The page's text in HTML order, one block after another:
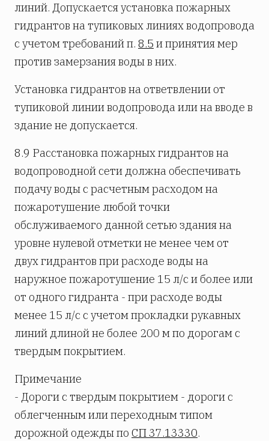
линий. Допускается установка пожарных
гидрантов на тупиковых линиях водопровода
с учетом требований п. 8.5 и принятия мер
против замерзания воды в них.
Установка гидрантов на ответвлении от
тупиковой линии водопровода или на вводе в
здание не допускается.
8.9 Расстановка пожарных гидрантов на
водопроводной сети должна обеспечивать
подачу воды с расчетным расходом на
пожаротушение любой точки
обслуживаемого данной сетью здания на
уровне нулевой отметки не менее чем от
двух гидрантов при расходе воды на
наружное пожаротушение 15 л/с и более или
от одного гидранта - при расходе воды
менее 15 л/с с учетом прокладки рукавных
линий длиной не более 200 м по дорогам с
твердым покрытием.
Примечание
- Дороги с твердым покрытием - дороги с
облегченным или переходным типом
дорожной одежды по СП 37.13330.